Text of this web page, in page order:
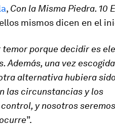
, Con la Misma Piedra. 10
mismos dicen en el
porque decidir es
una vez
alternativa hubiera
las circunstancias y los
y nosotros seremos
”.